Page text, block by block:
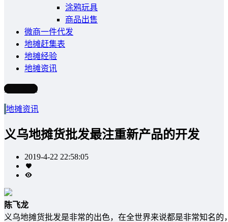
涂鸦玩具
商品出售
微商一件代发
地摊赶集表
地摊经验
地摊资讯
写文章
地摊资讯
义乌地摊货批发最注重新产品的开发
2019-4-22 22:58:05
陈飞龙
义乌地摊货批发是非常的出色，在全世界来说都是非常知名